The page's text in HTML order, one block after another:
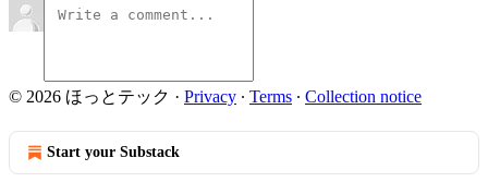
© 2026 ほっとテック · Privacy ∙ Terms ∙ Collection notice
Start your Substack